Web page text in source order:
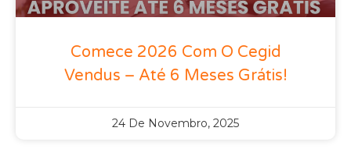
Comece 2026 Com O Cegid
Vendus – Até 6 Meses Grátis!
24 De Novembro, 2025